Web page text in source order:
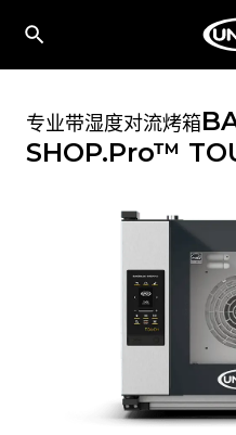
专业带湿度对流烤箱
SHOP.Pro™